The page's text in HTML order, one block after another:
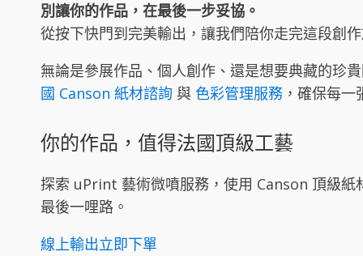
別讓你的作品，在最後一步妥協。
從按下快門到完美輸出，讓我們陪你走完這段創
無論是參展作品、個人創作、還是想要典藏的珍
國 Canson 紙材諮詢 與色彩管理服務 ，確保每
你的作品，值得法國頂級工藝
探索 uPrint 藝術微噴服務，使用 Canson 頂級紙
最後一哩路。
線上輸出立即下單